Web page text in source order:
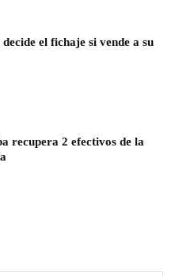
el fichaje si vende a su
recupera 2 efectivos de la